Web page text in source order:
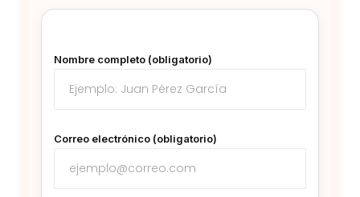
Nombre completo (obligatorio)
Correo electrónico (obligatorio)